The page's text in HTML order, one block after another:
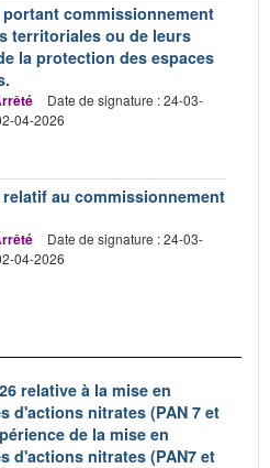
portant commissionnement
territoriales ou de leurs
la protection des espaces
Date de signature : 24-03-
04-2026
au commissionnement
Date de signature : 24-03-
04-2026
relative à la mise en
d'actions nitrates (PAN 7 et
de la mise en
d'actions nitrates (PAN7 et